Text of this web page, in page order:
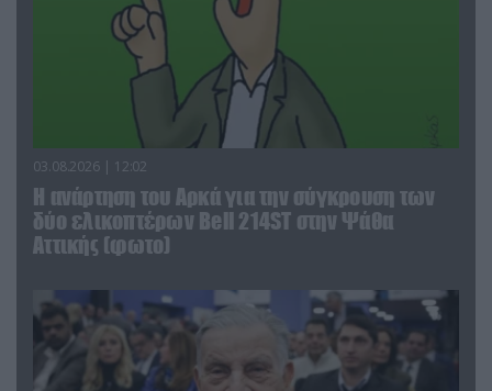
03.08.2026 | 12:02
Η ανάρτηση του Αρκά για την σύγκρουση των
δύο ελικοπτέρων Bell 214ST στην Ψάθα
Αττικής (φωτο)